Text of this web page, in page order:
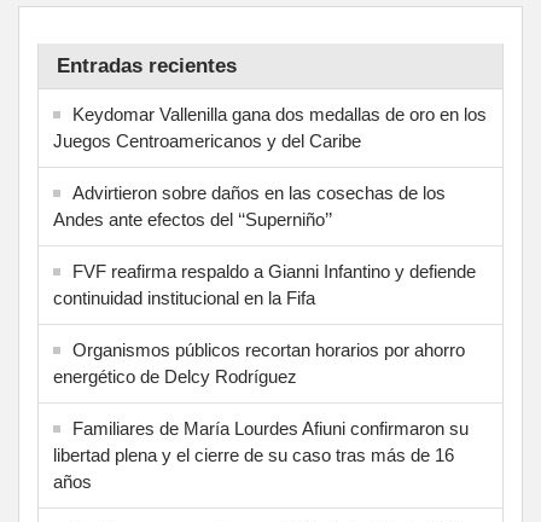
Entradas recientes
Keydomar Vallenilla gana dos medallas de oro en los
Juegos Centroamericanos y del Caribe
Advirtieron sobre daños en las cosechas de los
Andes ante efectos del ‘‘Superniño’’
FVF reafirma respaldo a Gianni Infantino y defiende
continuidad institucional en la Fifa
Organismos públicos recortan horarios por ahorro
energético de Delcy Rodríguez
Familiares de María Lourdes Afiuni confirmaron su
libertad plena y el cierre de su caso tras más de 16
años